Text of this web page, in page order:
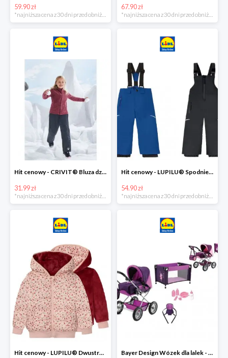
59.90 zł
*najniższa cena z 30 dni przed obniżką
67.90 zł
*najniższa cena z 30 dni przed obniżką
Hit cenowy - CRIVIT® Bluza dziewczęca z polaru
31.99 zł
Hit cenowy - LUPILU® Spodnie narciarskie chłopięce
54.90 zł
Hit cenowy - LUPILU® Dwustronna kurtka pikowana dziewczęca Bayer Design Wózek dla lalek - megazestaw